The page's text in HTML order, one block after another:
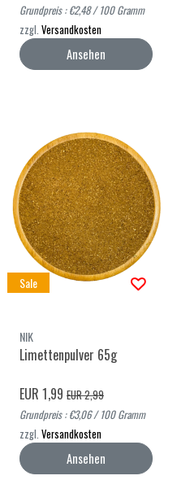
Grundpreis : €2,48 / 100 Gramm
zzgl. Versandkosten
Ansehen
Sale
NIK
Limettenpulver 65g
EUR 1,99 EUR 2,99
Grundpreis : €3,06 / 100 Gramm
zzgl. Versandkosten
Ansehen